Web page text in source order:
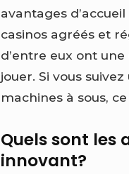
avantages
casinos agréés et
d’entre eux ont
jouer. Si vous
machines à sous,
Quels sont les
innovant?